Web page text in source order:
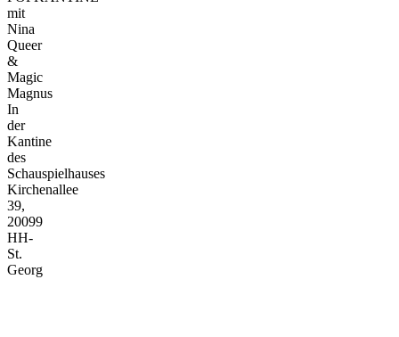
mit
Nina
Queer
&
Magic
Magnus
In
der
Kantine
des
Schauspielhauses
Kirchenallee
39,
20099
HH-
St.
Georg